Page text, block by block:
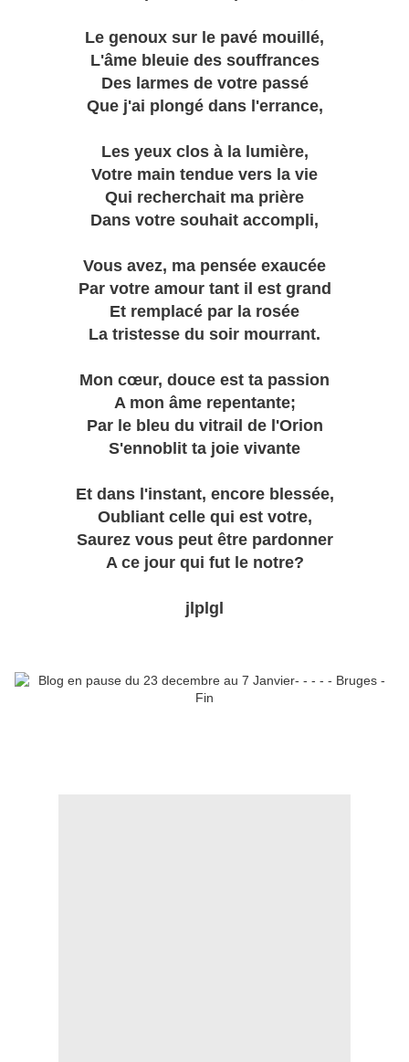
Le genoux sur le pavé mouillé,
L'âme bleuie des souffrances
Des larmes de votre passé
Que j'ai plongé dans l'errance,
Les yeux clos à la lumière,
Votre main tendue vers la vie
Qui recherchait ma prière
Dans votre souhait accompli,
Vous avez, ma pensée exaucée
Par votre amour tant il est grand
Et remplacé par la rosée
La tristesse du soir mourrant.
Mon cœur, douce est ta passion
A mon âme repentante;
Par le bleu du vitrail de l'Orion
S'ennoblit ta joie vivante
Et dans l'instant, encore blessée,
Oubliant celle qui est votre,
Saurez vous peut être pardonner
A ce jour qui fut le notre?
jlplgl